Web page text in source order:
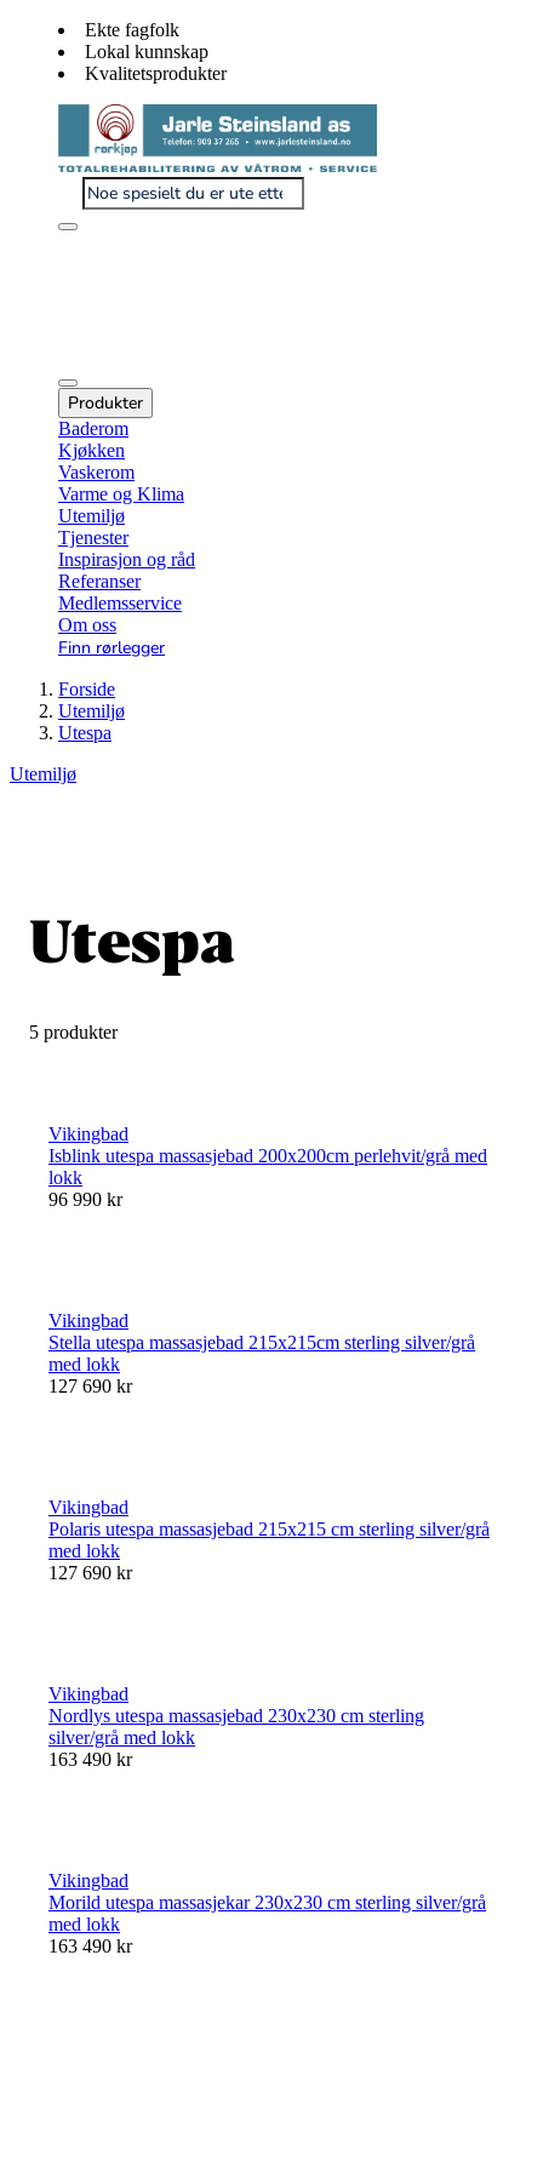
Ekte fagfolk
Lokal kunnskap
Kvalitetsprodukter
Produkter
Baderom
Kjøkken
Vaskerom
Varme og Klima
Utemiljø
Tjenester
Inspirasjon og råd
Referanser
Medlemsservice
Om oss
Finn rørlegger
Forside
Utemiljø
Utespa
Utemiljø
Utespa
5 produkter
Vikingbad
Isblink utespa massasjebad 200x200cm perlehvit/grå med
lokk
96 990 kr
Vikingbad
Stella utespa massasjebad 215x215cm sterling silver/grå
med lokk
127 690 kr
Vikingbad
Polaris utespa massasjebad 215x215 cm sterling silver/grå
med lokk
127 690 kr
Vikingbad
Nordlys utespa massasjebad 230x230 cm sterling
silver/grå med lokk
163 490 kr
Vikingbad
Morild utespa massasjekar 230x230 cm sterling silver/grå
med lokk
163 490 kr